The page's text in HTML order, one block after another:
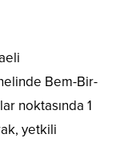
Bem-Bir-
noktasında 1
yetkili